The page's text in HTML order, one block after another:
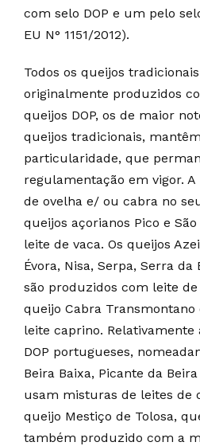
com selo DOP e um pelo
EU N° 1151/2012).
Todos os queijos
originalmente produzidos
queijos DOP, os de maior
queijos tradicionais,
particularidade, que
regulamentação em vigor.
de ovelha e/ ou cabra no
queijos açorianos Pico e
leite de vaca. Os queijos
Évora, Nisa, Serpa, Serra
são produzidos com leite
queijo Cabra
leite caprino. Relativamente
DOP portugueses,
Beira Baixa, Picante da
usam misturas de leites de
queijo Mestiço de Tolosa,
também produzido com a